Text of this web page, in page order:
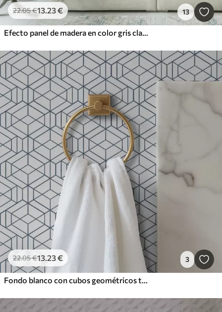
22.05€13.23€ 13
Efecto panel de madera en color gris claro
22.05€13.23€ 3
Fondo blanco con cubos geométricos tridimensionales azules